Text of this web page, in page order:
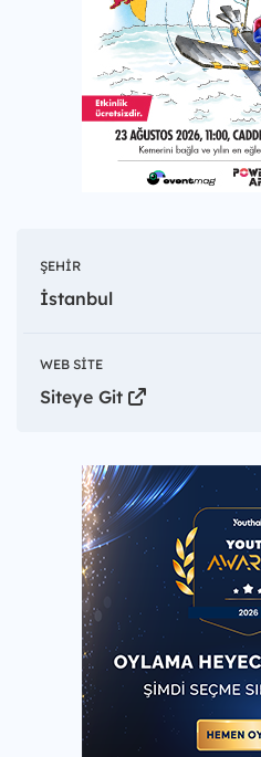
ŞEHIR
İstanbul
WEB SITE
Siteye Git